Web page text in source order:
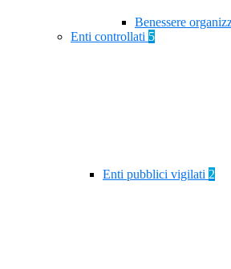
Benessere
Enti controllati 5
Enti pubblici vigilati 2